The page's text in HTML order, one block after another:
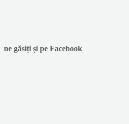
ne găsiți și pe Facebook